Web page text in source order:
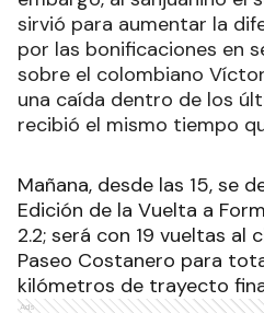
sirvió para aumentar la
por las bonificaciones en
sobre el colombiano
una caída dentro de los
recibió el mismo tiempo
Mañana, desde las 15, se
Edición de la Vuelta a
2.2; será con 19 vueltas al
Paseo Costanero para
kilómetros de trayecto
Ads